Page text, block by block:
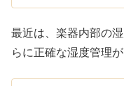
最近は、楽器内部の
らに正確な湿度管理